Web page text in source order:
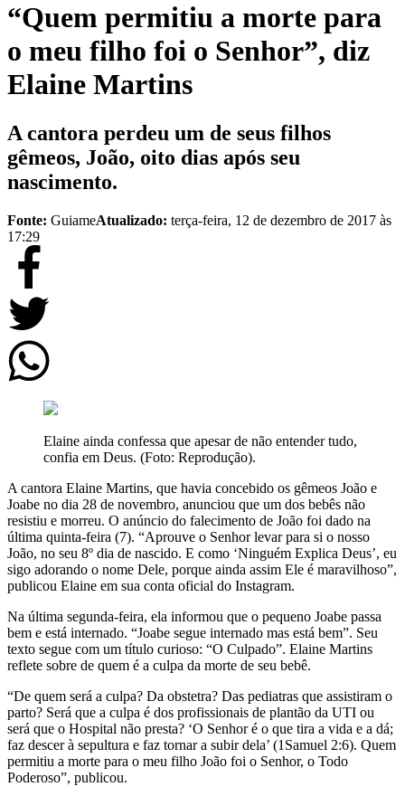
“Quem permitiu a morte para
o meu filho foi o Senhor”, diz
Elaine Martins
A cantora perdeu um de seus filhos
gêmeos, João, oito dias após seu
nascimento.
Fonte: GuiameAtualizado: terça-feira, 12 de dezembro de 2017 às
17:29
Elaine ainda confessa que apesar de não entender tudo,
confia em Deus. (Foto: Reprodução).
A cantora Elaine Martins, que havia concebido os gêmeos João e
Joabe no dia 28 de novembro, anunciou que um dos bebês não
resistiu e morreu. O anúncio do falecimento de João foi dado na
última quinta-feira (7). “Aprouve o Senhor levar para si o nosso
João, no seu 8º dia de nascido. E como ‘Ninguém Explica Deus’, eu
sigo adorando o nome Dele, porque ainda assim Ele é maravilhoso”,
publicou Elaine em sua conta oficial do Instagram.
Na última segunda-feira, ela informou que o pequeno Joabe passa
bem e está internado. “Joabe segue internado mas está bem”. Seu
texto segue com um título curioso: “O Culpado”. Elaine Martins
reflete sobre de quem é a culpa da morte de seu bebê.
“De quem será a culpa? Da obstetra? Das pediatras que assistiram o
parto? Será que a culpa é dos profissionais de plantão da UTI ou
será que o Hospital não presta? ‘O Senhor é o que tira a vida e a dá;
faz descer à sepultura e faz tornar a subir dela’ (‭‭1Samuel‬ ‭2:6‬). Quem
permitiu a morte para o meu filho João foi o Senhor, o Todo
Poderoso”, publicou.